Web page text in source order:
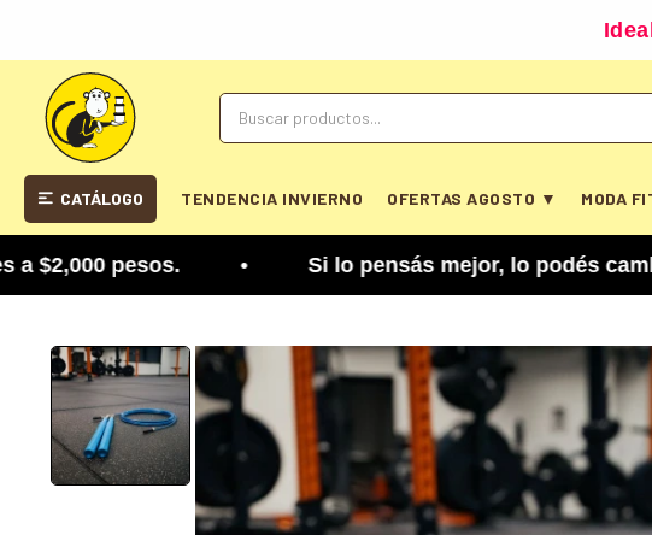
CATÁLOGO TENDENCIA INVIERNO OFERTAS AGOSTO ▼ MODA
pesos. • Si lo pensás mejor, lo podés cambiar.